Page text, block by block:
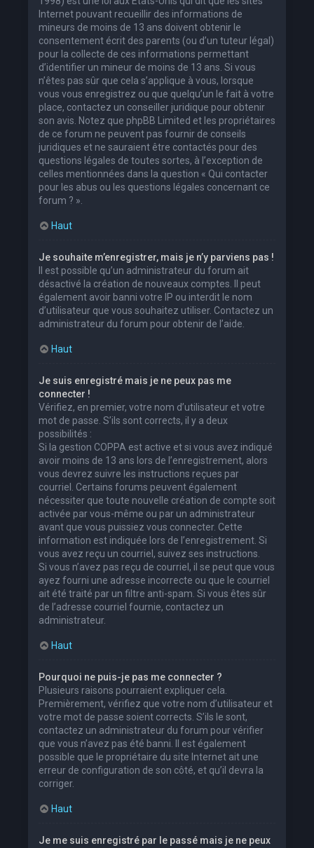
Internet pouvant recueillir des informations de
mineurs de moins de 13 ans doivent obtenir le
consentement écrit des parents (ou d’un tuteur légal)
pour la collecte de ces informations permettant
d’identifier un mineur de moins de 13 ans. Si vous
n’êtes pas sûr que cela s’applique à vous, lorsque
vous vous enregistrez ou que quelqu’un le fait à votre
place, contactez un conseiller juridique pour obtenir
son avis. Notez que phpBB Limited et les propriétaires
de ce forum ne peuvent pas fournir de conseils
juridiques et ne sauraient être contactés pour des
questions légales de toutes sortes, à l’exception de
celles mentionnées dans la question « Qui contacter
pour les abus ou les questions légales concernant ce
forum ? ».
Haut
Je souhaite m’enregistrer, mais je n’y parviens pas !
Il est possible qu’un administrateur du forum ait
désactivé la création de nouveaux comptes. Il peut
également avoir banni votre IP ou interdit le nom
d’utilisateur que vous souhaitez utiliser. Contactez un
administrateur du forum pour obtenir de l’aide.
Haut
Je suis enregistré mais je ne peux pas me
connecter !
Vérifiez, en premier, votre nom d’utilisateur et votre
mot de passe. S’ils sont corrects, il y a deux
possibilités :
Si la gestion COPPA est active et si vous avez indiqué
avoir moins de 13 ans lors de l’enregistrement, alors
vous devrez suivre les instructions reçues par
courriel. Certains forums peuvent également
nécessiter que toute nouvelle création de compte soit
activée par vous-même ou par un administrateur
avant que vous puissiez vous connecter. Cette
information est indiquée lors de l’enregistrement. Si
vous avez reçu un courriel, suivez ses instructions.
Si vous n’avez pas reçu de courriel, il se peut que vous
ayez fourni une adresse incorrecte ou que le courriel
ait été traité par un filtre anti-spam. Si vous êtes sûr
de l’adresse courriel fournie, contactez un
administrateur.
Haut
Pourquoi ne puis-je pas me connecter ?
Plusieurs raisons pourraient expliquer cela.
Premièrement, vérifiez que votre nom d’utilisateur et
votre mot de passe soient corrects. S’ils le sont,
contactez un administrateur du forum pour vérifier
que vous n’avez pas été banni. Il est également
possible que le propriétaire du site Internet ait une
erreur de configuration de son côté, et qu’il devra la
corriger.
Haut
Je me suis enregistré par le passé mais je ne peux